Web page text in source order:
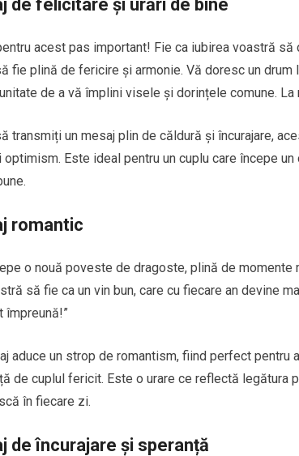
de felicitare și urări de bine
acest pas important! Fie ca iubirea voastră
fie plină de fericire și armonie. Vă doresc un
de a vă împlini visele și dorințele comune.
transmiți un mesaj plin de căldură și încurajare,
optimism. Este ideal pentru un cuplu care începe
romantic
o nouă poveste de dragoste, plină de momente
să fie ca un vin bun, care cu fiecare an devine
aduce un strop de romantism, fiind perfect pentru
de cuplul fericit. Este o urare ce reflectă legătura
în fiecare zi.
de încurajare și speranță